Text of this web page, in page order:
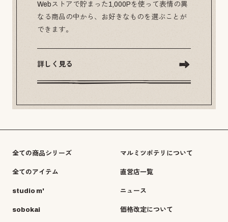
Webストアで貯まった1,000Pを使って表情の異
なる商品の中から、お好きなものを選ぶことが
できます。
詳しく見る
全ての商品シリーズ
全てのアイテム
studio m'
sobokai
マルミツポテリについて
直営店一覧
ニュース
価格改定について